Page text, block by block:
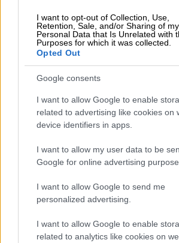
I want to opt-out of Collection, Use,
Retention, Sale, and/or Sharing of my
Personal Data that Is Unrelated with
Purposes for which it was collected.
Opted Out
Google consents
I want to allow Google to enable
related to advertising like cookies on
device identifiers in apps.
I want to allow my user data to be
Google for online advertising
I want to allow Google to send me
personalized advertising.
I want to allow Google to enable
related to analytics like cookies on
Κατά τη διάρκεια της
να επιβεβαιωθεί η
ελληνογαλλικής αμυντικής
οποία είχε υπογραφεί το 2021,
με ιδιαίτερη σημασία για τη
δύο χωρών στον τομέα της
video